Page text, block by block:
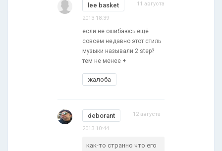
lee basket 11 августа
2013 18:39
если не ошибаюсь ещё
совсем недавно этот стиль
музыки называли 2 step?
тем не менее +
жалоба
deborant 12 августа
2013 10:44
как-то странно что его